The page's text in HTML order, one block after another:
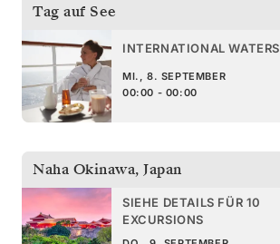
Tag auf See
INTERNATIONAL WATERS
MI., 8. SEPTEMBER
00:00 - 00:00
Naha Okinawa, Japan
SIEHE DETAILS FÜR 10
EXCURSIONS